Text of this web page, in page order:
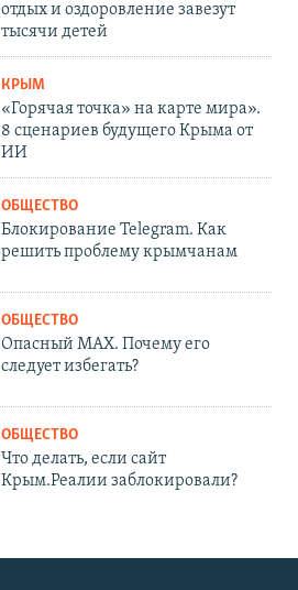
отдых и оздоровление завезут
тысячи детей
КРЫМ
«Горячая точка» на карте мира».
8 сценариев будущего Крыма от
ИИ
ОБЩЕСТВО
Блокирование Telegram. Как
решить проблему крымчанам
ОБЩЕСТВО
Опасный MAX. Почему его
следует избегать?
ОБЩЕСТВО
Что делать, если сайт
Крым.Реалии заблокировали?